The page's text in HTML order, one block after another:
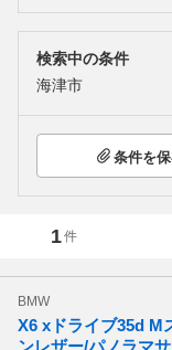
検索中の条件
海津市
条件を
1件
BMW
X6 xドライブ35d M